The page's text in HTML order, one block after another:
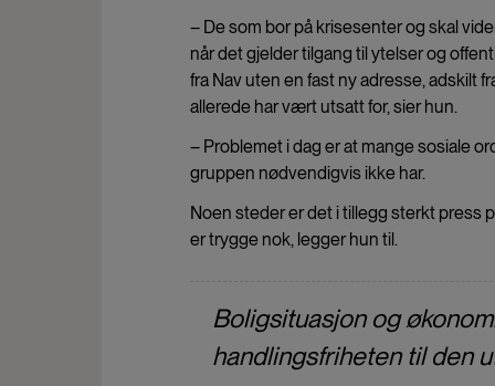
– De som bor på krisesenter og skal
når det gjelder tilgang til ytelser og
fra Nav uten en fast ny adresse, adskilt
allerede har vært utsatt for, sier hun.
– Problemet i dag er at mange sosiale
gruppen nødvendigvis ikke har.
Noen steder er det i tillegg sterkt press
er trygge nok, legger hun til.
Boligsituasjon og
handlingsfriheten til den